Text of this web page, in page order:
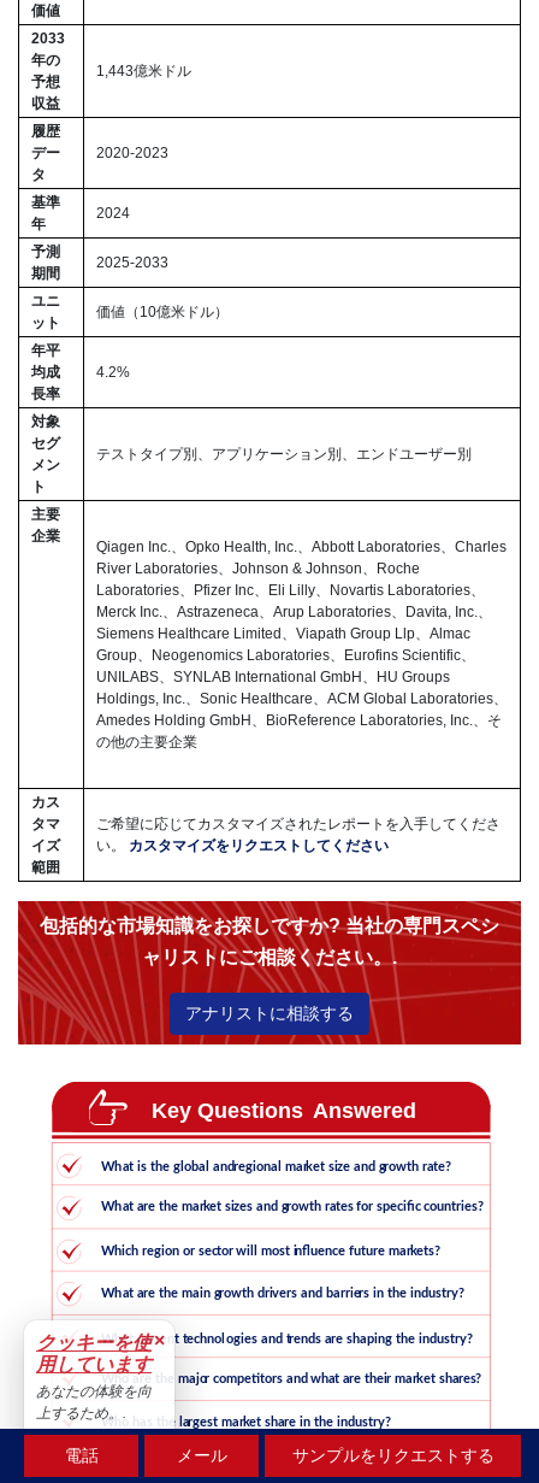
価値
2033
年の
予想
収益
1,443億米ドル
履歴
デー
タ
2020-2023
基準
年
2024
予測
期間
2025-2033
ユニ
ット
価値（10億米ドル）
年平
均成
長率
4.2%
対象
セグ
メン
ト
テストタイプ別、アプリケーション別、エンドユーザー別
主要
企業
Qiagen Inc.、Opko Health, Inc.、Abbott Laboratories、Charles
River Laboratories、Johnson & Johnson、Roche
Laboratories、Pfizer Inc、Eli Lilly、Novartis Laboratories、
Merck Inc.、Astrazeneca、Arup Laboratories、Davita, Inc.、
Siemens Healthcare Limited、Viapath Group Llp、Almac
Group、Neogenomics Laboratories、Eurofins Scientific、
UNILABS、SYNLAB International GmbH、HU Groups
Holdings, Inc.、Sonic Healthcare、ACM Global Laboratories、
Amedes Holding GmbH、BioReference Laboratories, Inc.、そ
の他の主要企業
カス
タマ
イズ
範囲
ご希望に応じてカスタマイズされたレポートを入手してくださ
い。 カスタマイズをリクエストしてください
包括的な市場知識をお探しですか? 当社の専門スペシ
ャリストにご相談ください。.
アナリストに相談する
電話 メール サンプルをリクエストする
クッキーを使
用しています
×
あなたの体験を向
上するため。.
受け入れる